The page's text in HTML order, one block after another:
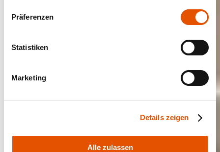
Präferenzen
Statistiken
Marketing
Details zeigen
Alle zulassen